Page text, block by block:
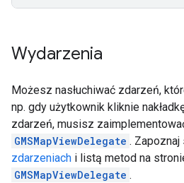
Wydarzenia
Możesz nasłuchiwać zdarzeń,
np. gdy użytkownik kliknie
zdarzeń, musisz
GMSMapViewDelegate . Zapoznaj
zdarzeniach i listą metod na
GMSMapViewDelegate .